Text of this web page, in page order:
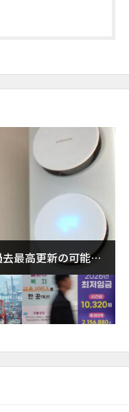
最高更新の可能性